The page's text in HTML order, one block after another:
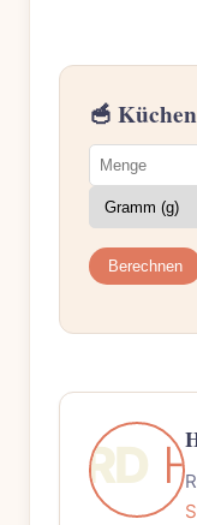
🥣
Berechnen